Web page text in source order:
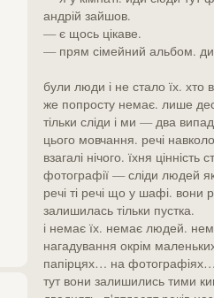
андрій зайшов.
— є щось цікаве.
— прям сімейний альбом.
були люди і не стало їх. хто
же попросту немає. лише
тільки сліди і ми — два
цього мовчання. речі
взагалі нічого. їхня
фотографії — сліди людей
речі ті речі що у шафі. вони
залишилась тільки пустка.
і немає їх. немає людей.
нагадування окрім
папірцях… на
тут вони залишились тими